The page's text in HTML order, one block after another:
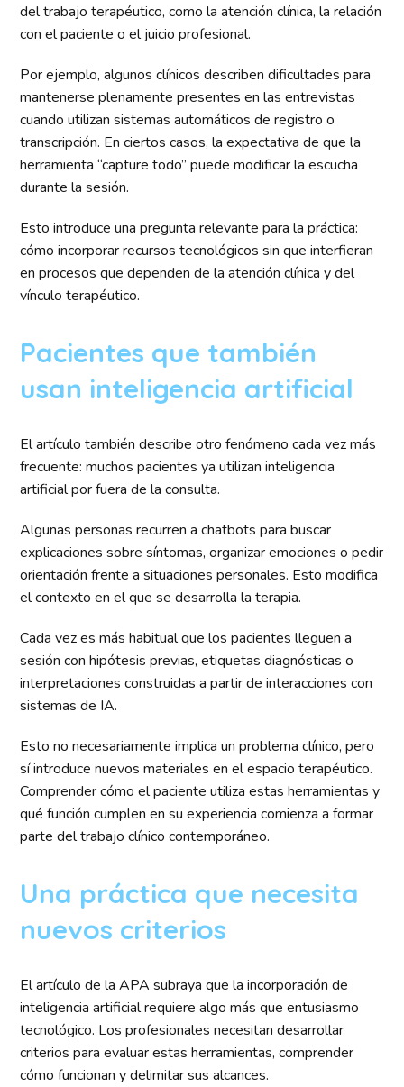
del trabajo terapéutico, como la atención clínica, la relación
con el paciente o el juicio profesional.
Por ejemplo, algunos clínicos describen dificultades para
mantenerse plenamente presentes en las entrevistas
cuando utilizan sistemas automáticos de registro o
transcripción. En ciertos casos, la expectativa de que la
herramienta “capture todo” puede modificar la escucha
durante la sesión.
Esto introduce una pregunta relevante para la práctica:
cómo incorporar recursos tecnológicos sin que interfieran
en procesos que dependen de la atención clínica y del
vínculo terapéutico.
Pacientes que también
usan inteligencia artificial
El artículo también describe otro fenómeno cada vez más
frecuente: muchos pacientes ya utilizan inteligencia
artificial por fuera de la consulta.
Algunas personas recurren a chatbots para buscar
explicaciones sobre síntomas, organizar emociones o pedir
orientación frente a situaciones personales. Esto modifica
el contexto en el que se desarrolla la terapia.
Cada vez es más habitual que los pacientes lleguen a
sesión con hipótesis previas, etiquetas diagnósticas o
interpretaciones construidas a partir de interacciones con
sistemas de IA.
Esto no necesariamente implica un problema clínico, pero
sí introduce nuevos materiales en el espacio terapéutico.
Comprender cómo el paciente utiliza estas herramientas y
qué función cumplen en su experiencia comienza a formar
parte del trabajo clínico contemporáneo.
Una práctica que necesita
nuevos criterios
El artículo de la APA subraya que la incorporación de
inteligencia artificial requiere algo más que entusiasmo
tecnológico. Los profesionales necesitan desarrollar
criterios para evaluar estas herramientas, comprender
cómo funcionan y delimitar sus alcances.